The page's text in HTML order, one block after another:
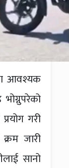
आवश्यक
गरी
जारी
सानो